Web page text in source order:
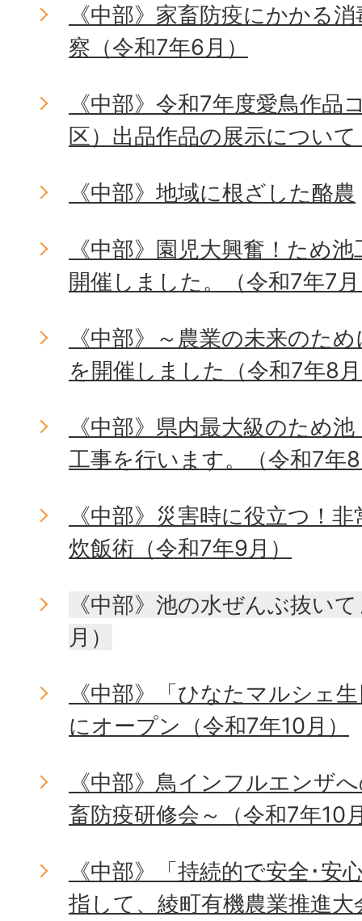
《中部》家畜防疫にかかる
察（令和7年6月）
《中部》令和7年度愛鳥作品
区）出品作品の展示につい
《中部》地域に根ざした酪農
《中部》園児大興奮！ため
開催しました。（令和7年7
《中部》～農業の未来のた
を開催しました（令和7年8
《中部》県内最大級のため
工事を行います。（令和7年
《中部》災害時に役立つ！
炊飯術（令和7年9月）
《中部》池の水ぜんぶ抜い
月）
《中部》「ひなたマルシェ
にオープン（令和7年10月）
《中部》鳥インフルエンザ
畜防疫研修会～（令和7年10
《中部》「持続的で安全･安
指して、綾町有機農業推進